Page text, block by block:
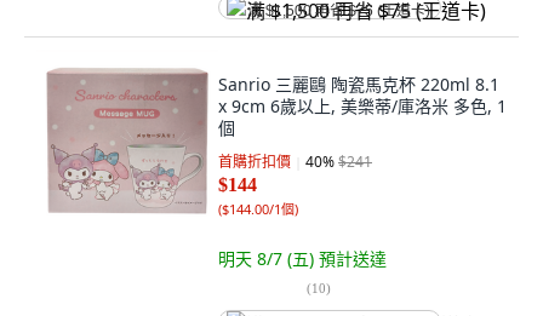
满 $1,500 再省 $75 (王道卡)
Sanrio 三麗鷗 陶瓷馬克杯 220ml 8.1
x 9cm 6歲以上, 美樂蒂/庫洛米 多色, 1
個
首購折扣價 40%$241
$144
($144.00/1個)
明天 8/7 (五) 預計送達
(10)